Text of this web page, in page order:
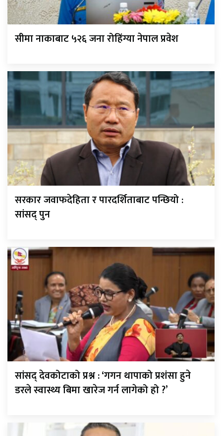
सीमा नाकाबाट ५२६ जना रोहिंग्या नेपाल प्रवेश
सरकार जवाफदेहिता र पारदर्शिताबाट पन्छियो :
सांसद् पुन
सांसद् देवकोटाको प्रश्न : ‘गगन थापाको प्रशंसा हुने
डरले स्वास्थ्य बिमा खारेज गर्न लागेको हो ?’